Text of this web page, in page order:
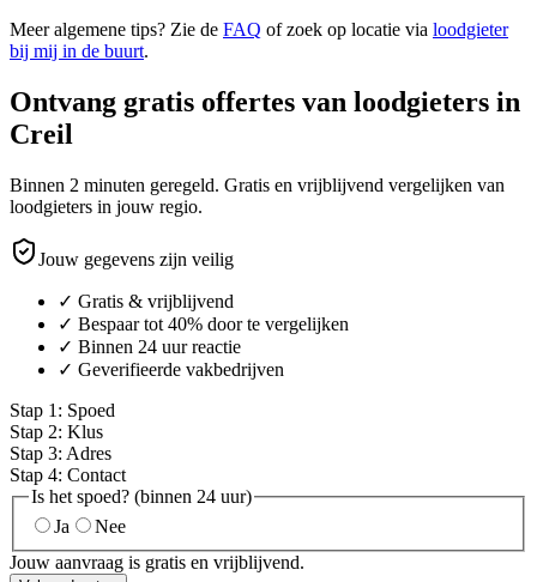
Meer algemene tips? Zie de FAQ of zoek op locatie via loodgieter
bij mij in de buurt.
Ontvang gratis offertes van loodgieters in
Creil
Binnen 2 minuten geregeld. Gratis en vrijblijvend vergelijken van
loodgieters in jouw regio.
Jouw gegevens zijn veilig
✓ Gratis & vrijblijvend
✓ Bespaar tot 40% door te vergelijken
✓ Binnen 24 uur reactie
✓ Geverifieerde vakbedrijven
Stap 1 : Spoed
Stap 2: Klus
Stap 3: Adres
Stap 4: Contact
Is het spoed? (binnen 24 uur)
Ja
Nee
Jouw aanvraag is gratis en vrijblijvend.